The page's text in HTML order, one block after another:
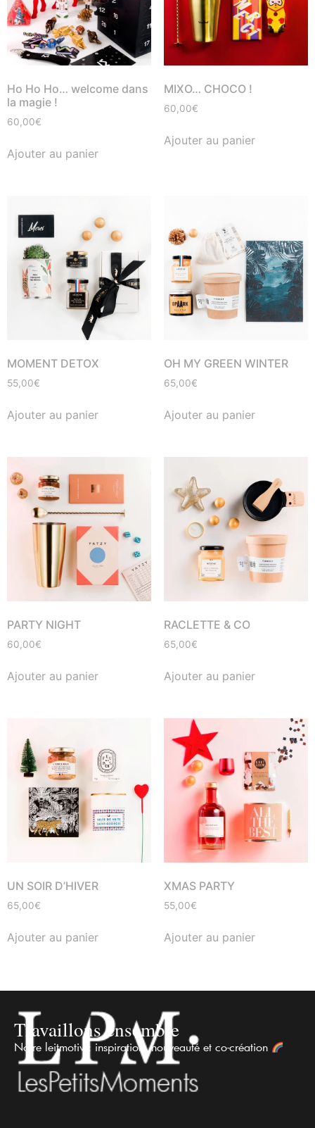
Ho Ho Ho… welcome dans
la magie !
60,00€
Ajouter au panier
MIXO… CHOCO !
60,00€
Ajouter au panier
MOMENT DETOX
55,00€
Ajouter au panier
OH MY GREEN WINTER
65,00€
Ajouter au panier
PARTY NIGHT
60,00€
Ajouter au panier
RACLETTE & CO
65,00€
Ajouter au panier
UN SOIR D’HIVER
65,00€
Ajouter au panier
XMAS PARTY
55,00€
Ajouter au panier
Travaillons ensemble
Notre leitmotiv : inspiration, nouveauté et co-création